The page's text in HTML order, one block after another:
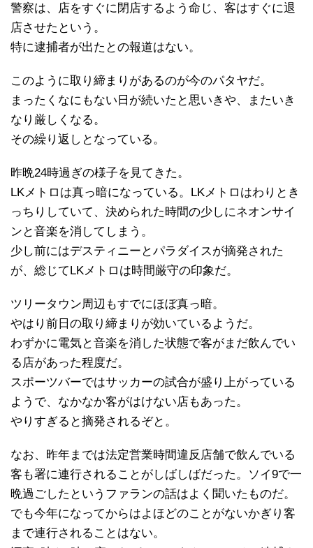
警察は、店をすぐに閉店するよう命じ、客はすぐに退
店させたという。
特に逮捕者が出たとの報道はない。
このように取り締まりがあるのが今のパタヤだ。
まったくなにもない日が続いたと思いきや、またいき
なり厳しくなる。
その繰り返しとなっている。
昨晩24時過ぎの様子を見てきた。
LKメトロは真っ暗になっている。LKメトロはわりとき
っちりしていて、決められた時間の少しにネオンサイ
ンと音楽を消してしまう。
少し前にはデスティニーとパラダイスが摘発された
が、総じてLKメトロは時間厳守の印象だ。
ツリータウン周辺もすでにほぼ真っ暗。
やはり前日の取り締まりが効いているようだ。
わずかに電気と音楽を消した状態で客がまだ飲んでい
る店があった程度だ。
スポーツバーではサッカーの試合が盛り上がっている
ようで、なかなか客がはけない店もあった。
やりすぎると摘発されるぞと。
なお、昨年までは法定営業時間違反店舗で飲んでいる
客も署に連行されることがしばしばだった。ソイ9で一
晩過ごしたというファランの話はよく聞いたものだ。
でも今年になってからはよほどのことがないかぎり客
まで連行されることはない。